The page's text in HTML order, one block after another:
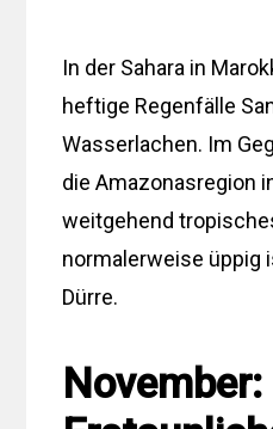
In der Sahara in
heftige Regenfälle
Wasserlachen. Im
die Amazonasregion
weitgehend
normalerweise üppig
Dürre.
November: